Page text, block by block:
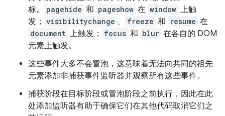
标。
pagehide 和 pageshow 在 window 上触
发； visibilitychange 、 freeze 和 resume 在
document 上触发； focus 和 blur 在各自的 DOM
元素上触发。
这些事件大多不会冒泡，这意味着无法向共同的祖先
元素添加非捕获事件监听器并观察所有这些事件。
捕获阶段在目标阶段或冒泡阶段之前执行，因此在此
处添加监听器有助于确保它们在其他代码取消它们之